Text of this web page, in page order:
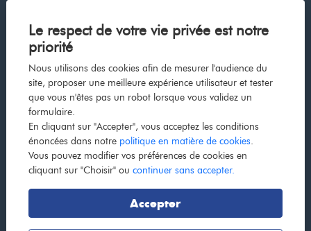
Le respect de votre vie privée est notre
priorité
Nous utilisons des cookies afin de mesurer l'audience du
site, proposer une meilleure expérience utilisateur et tester
que vous n'êtes pas un robot lorsque vous validez un
formulaire.
En cliquant sur "Accepter", vous acceptez les conditions
énoncées dans notre politique en matière de cookies.
Vous pouvez modifier vos préférences de cookies en
cliquant sur "Choisir" ou continuer sans accepter.
Accepter
Maison à vendre à Voiron
Maison à vendre à Les avenieres veyrins thuellin
Maison à vendre à La cote saint andre
Maison à vendre à Bourgoin jallieu
Appartement à vendre à Grenoble
Appartement à vendre à La tour du pin
Maison à vendre à Dolomieu
Maison à vendre à La tour du pin